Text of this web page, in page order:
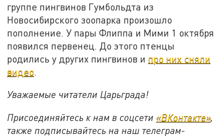
группе пингвинов Гумбольдта из
Новосибирского зоопарка произошло
пополнение. У пары Флиппа и Мими 1 октября
появился первенец. До этого птенцы
родились у других пингвинов и про них сняли
видео.
Уважаемые читатели Царьграда!
Присоединяйтесь к нам в соцсети «ВКонтакте»,
также подписывайтесь на наш телеграм-